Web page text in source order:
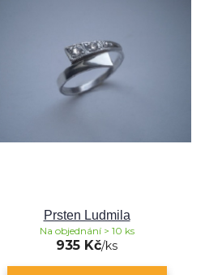
Prsten Ludmila
935 Kč/ks
Na objednání > 10 ks